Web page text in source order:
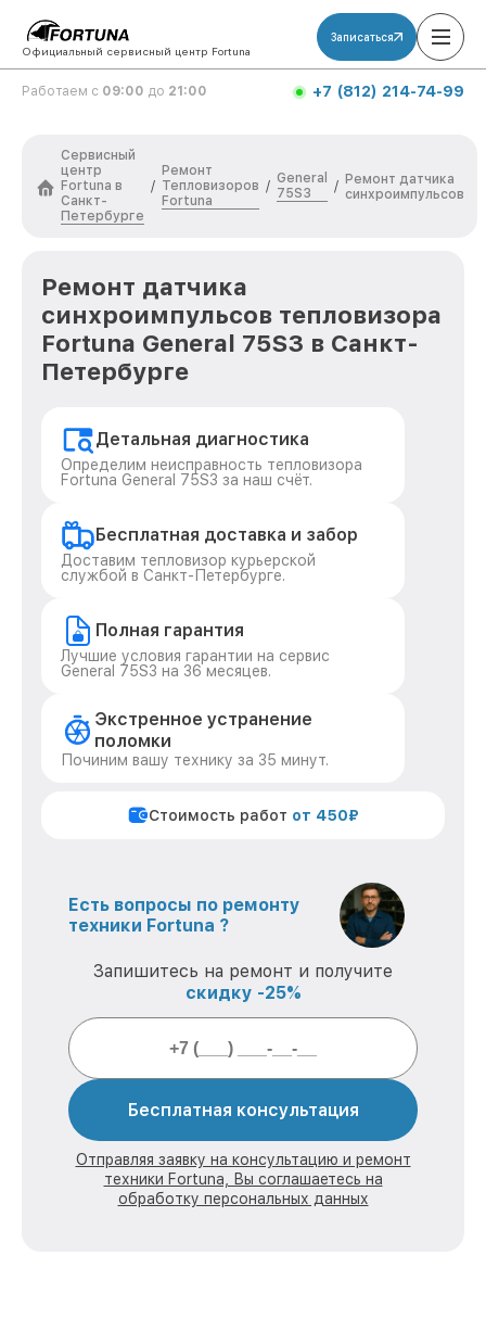
Официальный сервисный центр Fortuna
Записаться
Работаем с 09:00 до 21:00 +7 (812) 214-74-99
Сервисный
центр
Fortuna в
Санкт-
Петербурге
/
Ремонт
Тепловизоров
Fortuna
/
General
75S3
/ Ремонт датчика
синхроимпульсов
Ремонт датчика
синхроимпульсов тепловизора
Fortuna General 75S3 в Санкт-
Петербурге
Детальная диагностика
Определим неисправность тепловизора
Fortuna General 75S3 за наш счёт.
Бесплатная доставка и забор
Доставим тепловизор курьерской
службой в Санкт-Петербурге.
Полная гарантия
Лучшие условия гарантии на сервис
General 75S3 на 36 месяцев.
Экстренное устранение
поломки
Починим вашу технику за 35 минут.
Стоимость работ от 450₽
Есть вопросы по ремонту
техники Fortuna ?
Запишитесь на ремонт и получите
скидку -25%
Бесплатная консультация
Отправляя заявку на консультацию и ремонт
техники Fortuna, Вы соглашаетесь на
обработку персональных данных